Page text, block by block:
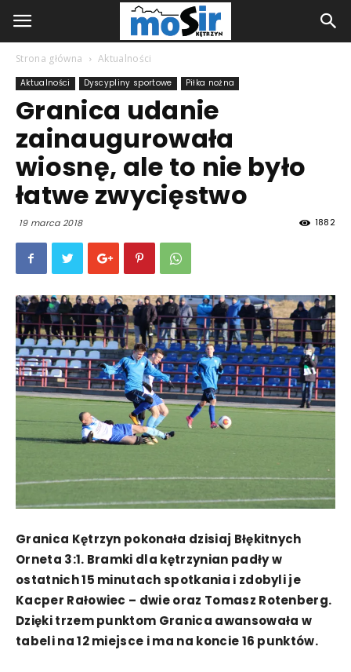
Strona główna Aktualności
Aktualności Dyscypliny sportowe Piłka nożna
Granica udanie
zainaugurowała
wiosnę, ale to nie było
łatwe zwycięstwo
19 marca 2018 1882
Granica Kętrzyn pokonała dzisiaj Błękitnych
Orneta 3:1. Bramki dla kętrzynian padły w
ostatnich 15 minutach spotkania i zdobyli je
Kacper Rałowiec – dwie oraz Tomasz Rotenberg.
Dzięki trzem punktom Granica awansowała w
tabeli na 12 miejsce i ma na koncie 16 punktów.